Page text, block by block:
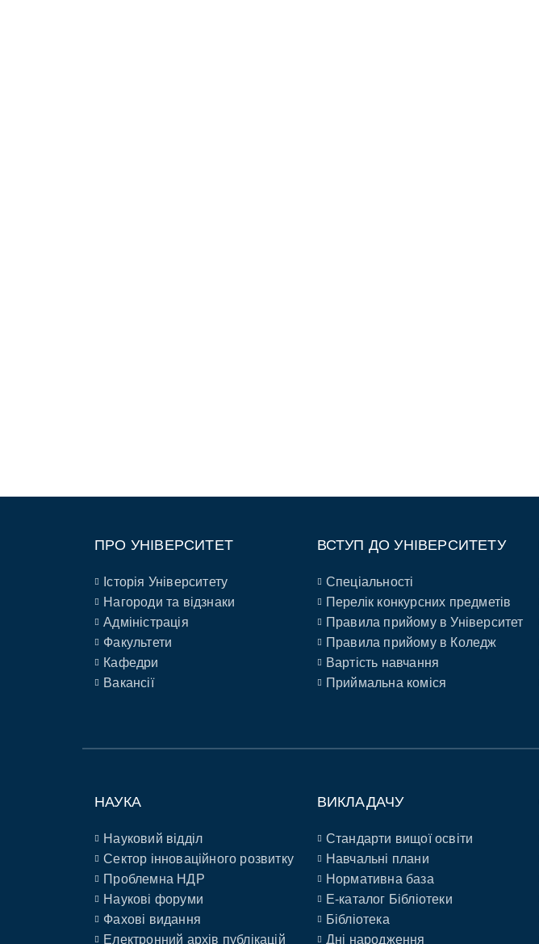
ПРО УНІВЕРСИТЕТ
Історія Університету
Нагороди та відзнаки
Адміністрація
Факультети
Кафедри
Вакансії
ВСТУП ДО УНІВЕРСИТЕТУ
Спеціальності
Перелік конкурсних предметів
Правила прийому в Університет
Правила прийому в Коледж
Вартість навчання
Приймальна коміся
НАУКА
Науковий відділ
Сектор інноваційного розвитку
Проблемна НДР
Наукові форуми
Фахові видання
Електронний архів публікацій
ВИКЛАДАЧУ
Стандарти вищої освіти
Навчальні плани
Нормативна база
E-каталог Бібліотеки
Бібліотека
Дні народження